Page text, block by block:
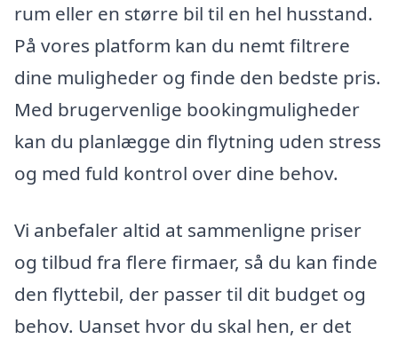
rum eller en større bil til en hel husstand.
På vores platform kan du nemt filtrere
dine muligheder og finde den bedste pris.
Med brugervenlige bookingmuligheder
kan du planlægge din flytning uden stress
og med fuld kontrol over dine behov.
Vi anbefaler altid at sammenligne priser
og tilbud fra flere firmaer, så du kan finde
den flyttebil, der passer til dit budget og
behov. Uanset hvor du skal hen, er det